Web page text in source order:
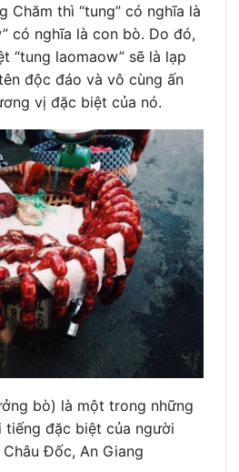
Chăm thì “tung” có nghĩa là
có nghĩa là con bò. Do đó,
“tung laomaow” sẽ là lạp
độc đáo và vô cùng ấn
vị đặc biệt của nó.
bò) là một trong những
tiếng đặc biệt của người
Đốc, An Giang